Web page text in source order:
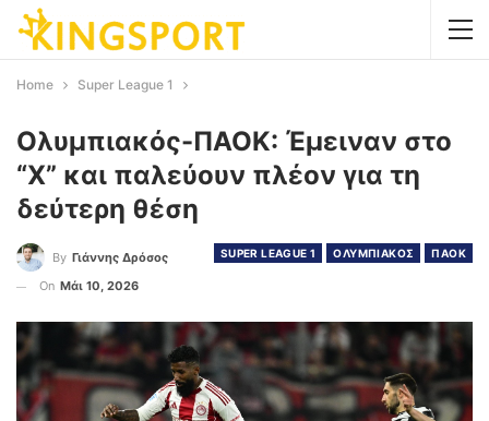
Home Super League 1
Ολυμπιακός-ΠΑΟΚ: Έμειναν στο
“Χ” και παλεύουν πλέον για τη
δεύτερη θέση
SUPER LEAGUE 1 ΟΛΥΜΠΙΑΚΟΣ ΠΑΟΚ
By Γιάννης Δρόσος
On Μάι 10, 2026